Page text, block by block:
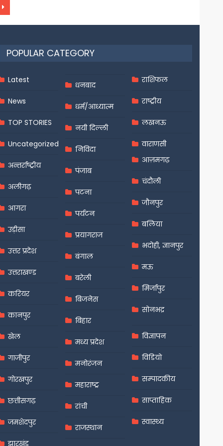
POPULAR CATEGORY
Latest
News
TOP STORIES
Uncategorized
अन्तर्राष्ट्रीय
अलीगढ़
आगरा
उड़ीसा
उत्तर प्रदेश
उत्तराखण्ड
करियर
कानपुर
खेल
गाजीपुर
गोरखपुर
छत्तीसगढ़
जमशेदपुर
झारखंड
धनबाद
धर्म/आध्यात्म
नयी दिल्ली
निविदा
पंजाब
पटना
पर्यटन
प्रयागराज
बंगाल
बरेली
बिजनेस
बिहार
मध्य प्रदेश
मनोरंजन
महाराष्ट्र
रांची
राजस्थान
राशिफल
राष्ट्रीय
लखनऊ
वाराणसी
आज़मगढ़
चंदौली
जौनपुर
बलिया
भदोही, ज्ञानपुर
मऊ
मिर्जापुर
सोनभद्र
विज्ञापन
विडियो
सम्पादकीय
साप्ताहिक
स्वास्थ्य